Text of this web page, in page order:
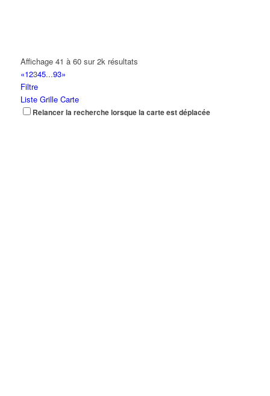
Affichage 41 à 60 sur 2k résultats
«12345...93»
Filtre
Liste Grille Carte
Relancer la recherche lorsque la carte est déplacée